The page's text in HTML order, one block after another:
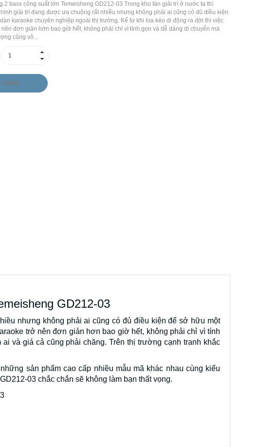
2 bass công suất lớn Temeisheng GD212-03 Trong kho tàn giải trí ở nước ta thì
giải trí đang được ưa chuộng rất nhiều nhưng không phải ai cũng có đủ điều kiện
karaoke chuyên nghiệp ngoài thị trường. Kể từ khi loa kéo di động ra đời thì việc
nên đơn giản hơn bao giờ hết, không phải chỉ vì tính gọn và dễ dàng di chuyển mà
cũng vô...
HÀNG
GD212-03
nhưng không phải ai cũng có đủ điều kiện để sở hữu một
trở nên đơn giản hơn bao giờ hết, không phải chỉ vì tính
và giá cả cũng phải chăng. Trên thị trường cạnh tranh khắc
sản phẩm cao cấp nhiều mẫu mã khác nhau cùng kiểu
03 chắc chắn sẽ không làm bạn thất vọng.